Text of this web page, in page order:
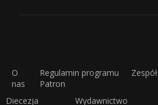
O
nas
Regulamin programu
Patron
Zespół
Diecezja
Wydawnictwo